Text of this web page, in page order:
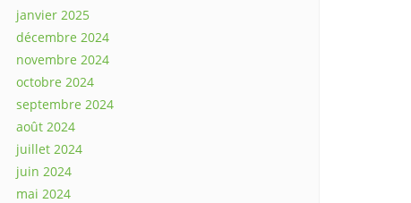
janvier 2025
décembre 2024
novembre 2024
octobre 2024
septembre 2024
août 2024
juillet 2024
juin 2024
mai 2024